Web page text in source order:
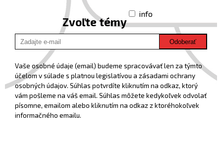
Zvoľte témy
info
Odoberať
Vaše osobné údaje (email) budeme spracovávať len za týmto
účelom v súlade s platnou legislatívou a zásadami ochrany
osobných údajov. Súhlas potvrdíte kliknutím na odkaz, ktorý
vám pošleme na váš email. Súhlas môžete kedykoľvek odvolať
písomne, emailom alebo kliknutím na odkaz z ktoréhokoľvek
informačného emailu.